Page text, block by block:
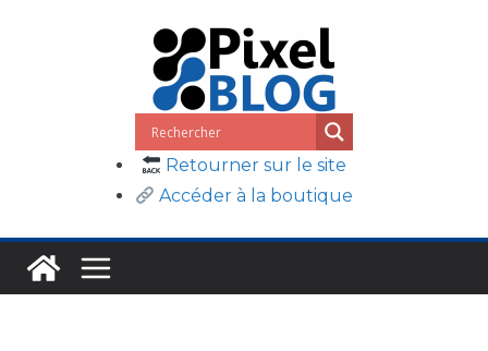
Retourner sur le site
Accéder à la boutique